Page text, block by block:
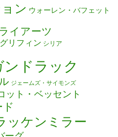
ン ウォーレン・バフェット
イアーツ
リフィン シリア
ドラック
ジェームズ・サイモンズ
ット・ベッセント
ッケンミラー